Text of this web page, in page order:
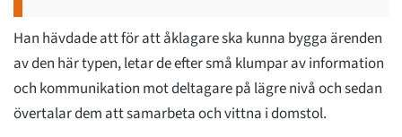
Han hävdade att för att åklagare ska kunna bygga ärenden
av den här typen, letar de efter små klumpar av information
och kommunikation mot deltagare på lägre nivå och sedan
övertalar dem att samarbeta och vittna i domstol.